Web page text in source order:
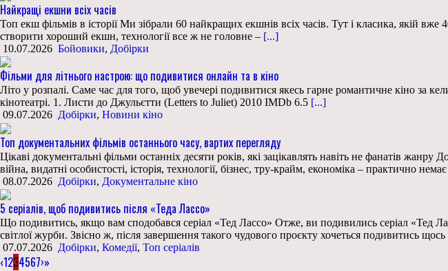
Найкращі екшни всіх часів
Топ екш фільмів в історії Ми зібрали 60 найкращих екшнів всіх часів. Тут і класика, якій
створити хороший екшн, технології все ж не головне – [...]
10.07.2026 Бойовики, Добірки
Фільми для літнього настрою: що подивитися онлайн та в кіно
Літо у розпалі. Саме час для того, щоб увечері подивитися якесь гарне романтичне кіно за
кінотеатрі. 1. Листи до Джульєтти (Letters to Juliet) 2010 IMDb 6.5 [...]
09.07.2026 Добірки, Новини кіно
Топ документальних фільмів останнього часу, вартих перегляду
Цікаві документальні фільми останніх десяти років, які зацікавлять навіть не фанатів
війна, видатні особистості, історія, технології, бізнес, тру-крайм, економіка – практично
08.07.2026 Добірки, Документальне кіно
5 серіалів, щоб подивитись після «Теда Лассо»
Що подивитись, якщо вам сподобався серіал «Тед Лассо» Отже, ви подивились серіал «Тед
світлої журби. Звісно ж, після завершення такого чудового проєкту хочеться подивитись
07.07.2026 Добірки, Комедії, Топ серіалів
‹1234567›»